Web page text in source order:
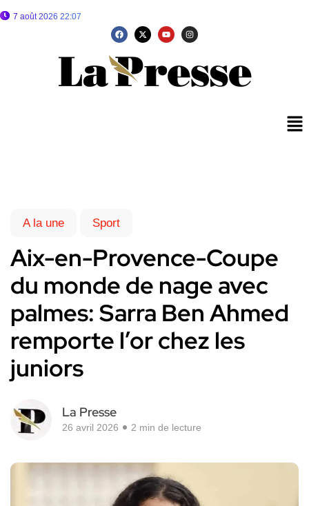
7 août 2026 22:07
A la une Sport
Aix-en-Provence-Coupe
du monde de nage avec
palmes: Sarra Ben Ahmed
remporte l’or chez les
juniors
La Presse
26 avril 2026 2 min de lecture